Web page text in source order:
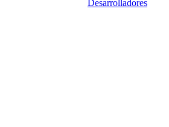
Desarrolladores